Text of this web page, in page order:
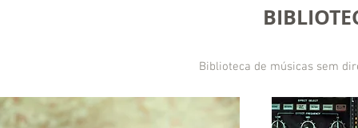
Biblioteca de músicas sem